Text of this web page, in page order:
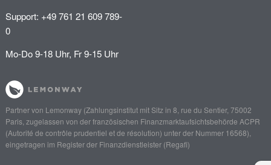
Support: +49 761 21 609 789-
0
Mo-Do 9-18 Uhr, Fr 9-15 Uhr
Partner von Lemonway(Zahlungsinstitut mit Sitz in 8, rue du Sentier, 75002
Paris, zugelassen von der französischen Finanzmarktaufsichtsbehörde ACPR
(Autorité de contrôle prudentiel et de résolution) unter der Nummer 16568),
eingetragen im Register der Finanzdienstleister (Regafi)